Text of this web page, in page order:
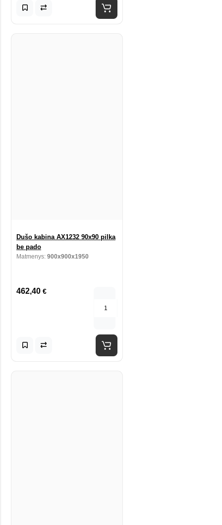
Dušo kabina AX1232 90x90 pilka
be pado
Matmenys: 900x900x1950
462,40 €